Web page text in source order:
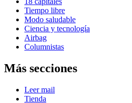
Tiempo libre
Modo saludable
Ciencia y tecnología
Airbag
Columnistas
Más secciones
Leer mail
Tienda